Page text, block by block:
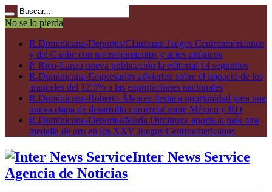
No se lo pierda
R.Dominicana-Deportes/Clausuran Juegos Centroamericanos
y del Caribe con reconocimientos y actos artísticos
P. Rico-Lanza nueva publicación la editorial 14 segundos
R.Dominicana-Empresarios advierten sobre el impacto de los
aranceles del 12.5% a las exportaciones nacionales
R.Dominicana-Roberto Álvarez destaca oportunidad para una
nueva etapa de desarrollo comercial entre México y RD
R.Dominicana-Deportes/María Dimitrova aporta al país otra
medalla de oro en los XXV Juegos Centroamericanos
Inter News Service
Agencia de Noticias